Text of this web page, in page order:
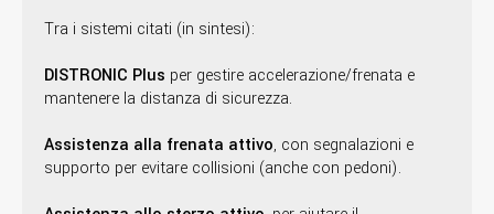
Tra i sistemi citati (in sintesi):
DISTRONIC Plus per gestire accelerazione/frenata e
mantenere la distanza di sicurezza.
Assistenza alla frenata attivo, con segnalazioni e
supporto per evitare collisioni (anche con pedoni).